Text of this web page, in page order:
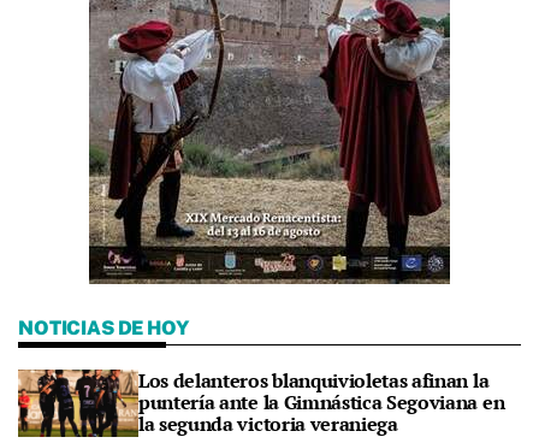
NOTICIAS DE HOY
Los delanteros blanquivioletas afinan la
puntería ante la Gimnástica Segoviana en
la segunda victoria veraniega